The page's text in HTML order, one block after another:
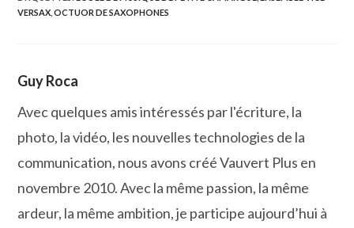
VERSAX OCTUOR DE SAXOPHONES
Guy Roca
Avec quelques amis intéressés par l'écriture, la
photo, la vidéo, les nouvelles technologies de la
communication, nous avons créé Vauvert Plus en
novembre 2010. Avec la même passion, la même
ardeur, la même ambition, je participe aujourd’hui à